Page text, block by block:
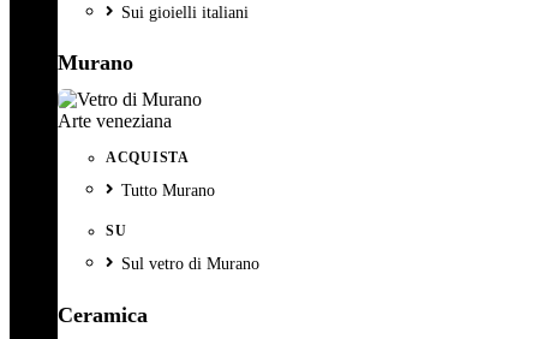
Sui gioielli italiani
Murano
Arte veneziana
ACQUISTA
Tutto Murano
SU
Sul vetro di Murano
Ceramica